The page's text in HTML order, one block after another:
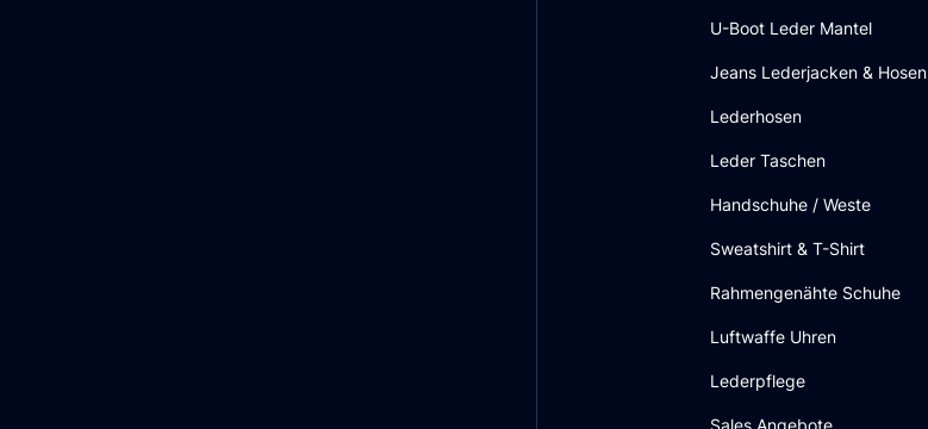
U-Boot Leder Mantel
Jeans Lederjacken & Hosen
Lederhosen
Leder Taschen
Handschuhe / Weste
Sweatshirt & T-Shirt
Rahmengenähte Schuhe
Luftwaffe Uhren
Lederpflege
Sales Angebote